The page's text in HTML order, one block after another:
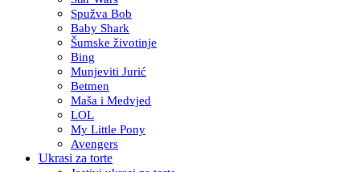
Spužva Bob
Baby Shark
Šumske životinje
Bing
Munjeviti Jurić
Betmen
Maša i Medvjed
LOL
My Little Pony
Avengers
Ukrasi za torte